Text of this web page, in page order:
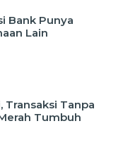
Bank Punya
Lain
Transaksi Tanpa
Tumbuh